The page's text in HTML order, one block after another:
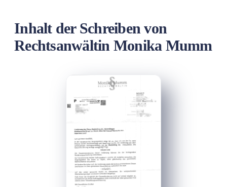
Inhalt der Schreiben von
Rechtsanwältin Monika Mumm